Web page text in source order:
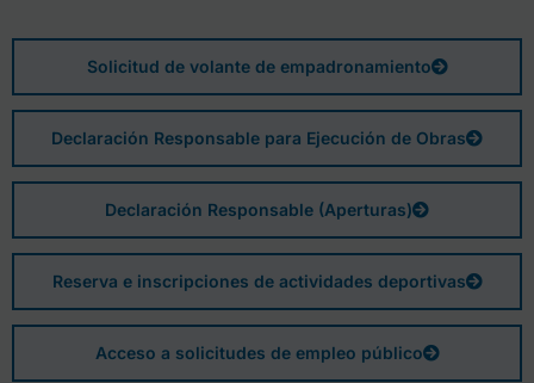
Solicitud de volante de empadronamiento
Declaración Responsable para Ejecución de Obras
Declaración Responsable (Aperturas)
Reserva e inscripciones de actividades deportivas
Acceso a solicitudes de empleo público